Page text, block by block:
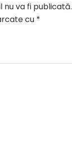
nu va fi publicată.
cu *